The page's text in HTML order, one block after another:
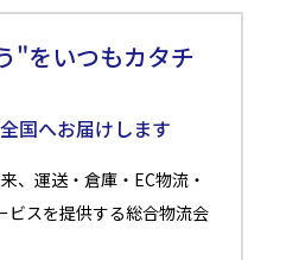
"をいつもカタチ
国へお届けします
、運送・倉庫・EC物流・
ビスを提供する総合物流会